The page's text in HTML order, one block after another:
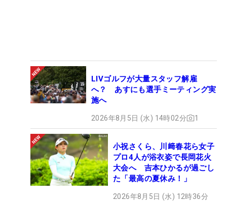
LIVゴルフが大量スタッフ解雇
へ？ あすにも選手ミーティング実
施へ
2026年8月5日 (水) 14時02分 1
小祝さくら、川﨑春花ら女子
プロ4人が浴衣姿で長岡花火
大会へ 吉本ひかるが過ごし
た「最高の夏休み！」
2026年8月5日 (水) 12時36分